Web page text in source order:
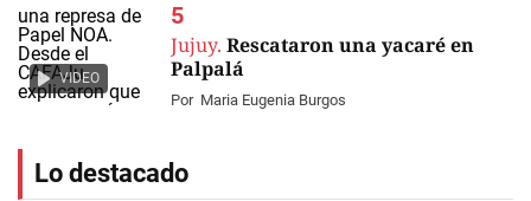
VIDEO
Jujuy. Rescataron una yacaré en
Palpalá
Por Maria Eugenia Burgos
Lo destacado